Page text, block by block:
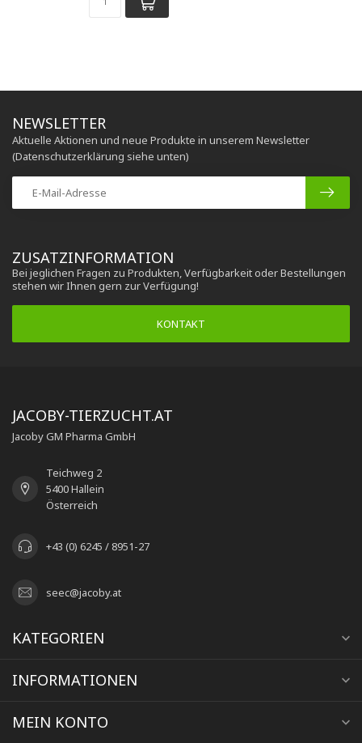
ZUSATZINFORMATION
Bei jeglichen Fragen zu Produkten, Verfügbarkeit oder Bestellungen
stehen wir Ihnen gern zur Verfügung!
KONTAKT
NEWSLETTER
Aktuelle Aktionen und neue Produkte in unserem Newsletter
(Datenschutzerklärung siehe unten)
JACOBY-TIERZUCHT.AT
Jacoby GM Pharma GmbH
Teichweg 2
5400 Hallein
Österreich
+43 (0) 6245 / 8951-27
seec@jacoby.at
KATEGORIEN
INFORMATIONEN
MEIN KONTO